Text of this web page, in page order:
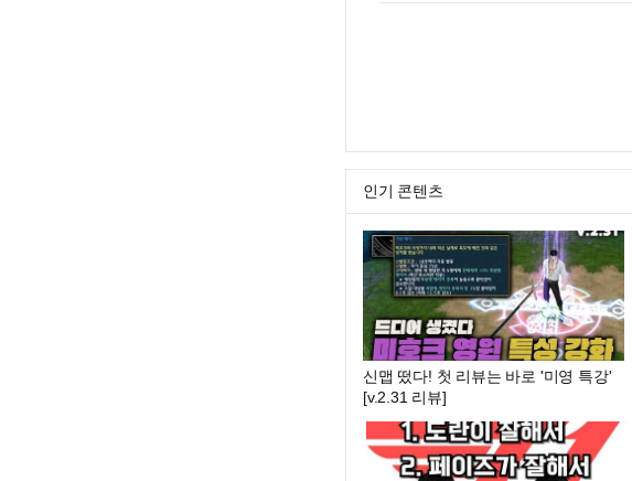
인기 콘텐츠
신맵 떴다! 첫 리뷰는 바로 '미영 특강'
[v.2.31 리뷰]